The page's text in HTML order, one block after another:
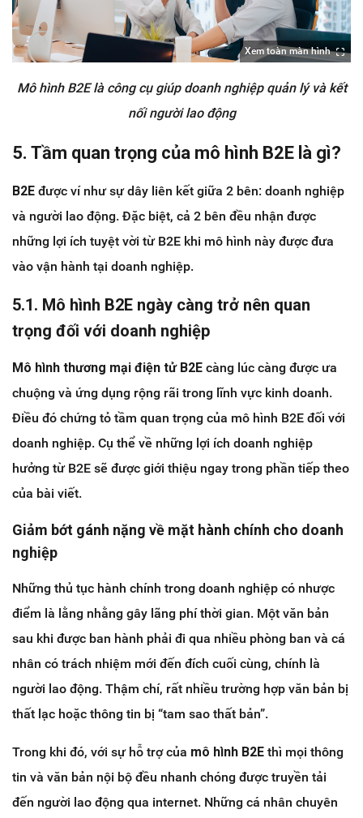
Xem toàn màn hình
Mô hình B2E là công cụ giúp doanh nghiệp quản lý và kết
nối người lao động
5. Tầm quan trọng của mô hình B2E là gì?
B2E được ví như sự dây liên kết giữa 2 bên: doanh nghiệp
và người lao động. Đặc biệt, cả 2 bên đều nhận được
những lợi ích tuyệt vời từ B2E khi mô hình này được đưa
vào vận hành tại doanh nghiệp.
5.1. Mô hình B2E ngày càng trở nên quan
trọng đối với doanh nghiệp
Mô hình thương mại điện tử B2E càng lúc càng được ưa
chuộng và ứng dụng rộng rãi trong lĩnh vực kinh doanh.
Điều đó chứng tỏ tầm quan trọng của mô hình B2E đối với
doanh nghiệp. Cụ thể về những lợi ích doanh nghiệp
hưởng từ B2E sẽ được giới thiệu ngay trong phần tiếp theo
của bài viết.
Giảm bớt gánh nặng về mặt hành chính cho doanh
nghiệp
Những thủ tục hành chính trong doanh nghiệp có nhược
điểm là lằng nhằng gây lãng phí thời gian. Một văn bản
sau khi được ban hành phải đi qua nhiều phòng ban và cá
nhân có trách nhiệm mới đến đích cuối cùng, chính là
người lao động. Thậm chí, rất nhiều trường hợp văn bản bị
thất lạc hoặc thông tin bị “tam sao thất bản”.
Trong khi đó, với sự hỗ trợ của mô hình B2E thì mọi thông
tin và văn bản nội bộ đều nhanh chóng được truyền tải
đến người lao động qua internet. Những cá nhân chuyên